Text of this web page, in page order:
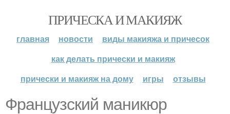
ПРИЧЕСКА И МАКИЯЖ
главная новости
виды макияжа и причесок
как делать прически и макияж
прически и макияж на дому
игры отзывы
Французский маникюр